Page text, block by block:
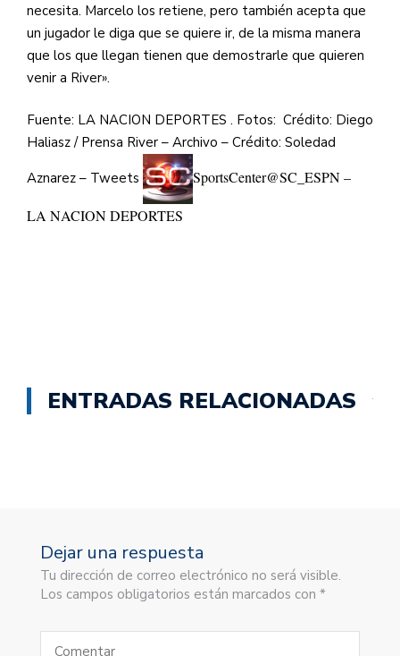
necesita. Marcelo los retiene, pero también acepta que
un jugador le diga que se quiere ir, de la misma manera
que los que llegan tienen que demostrarle que quieren
venir a River».
Fuente: LA NACION DEPORTES . Fotos: Crédito: Diego
Haliasz / Prensa River – Archivo – Crédito: Soledad
Aznarez – Tweets
SportsCenter@SC_ESPN –
LA NACION DEPORTES
ENTRADAS RELACIONADAS
Dejar una respuesta
Tu dirección de correo electrónico no será visible.
Los campos obligatorios están marcados con *